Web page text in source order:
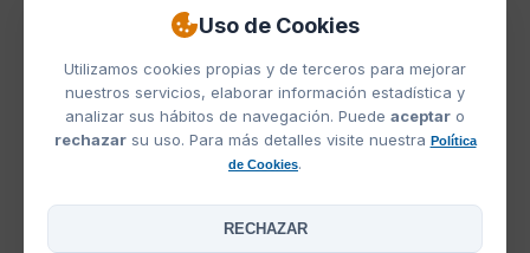
Uso de Cookies
Utilizamos cookies propias y de terceros para mejorar
nuestros servicios, elaborar información estadística y
analizar sus hábitos de navegación. Puede aceptar o
rechazarsu uso. Para más detalles visite nuestra Política
de Cookies.
RECHAZAR
Verde Manzana
OFERTAS